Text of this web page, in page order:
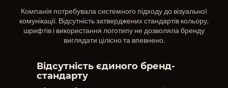
Компанія потребувала системного підходу до візуальної
комунікації. Відсутність затверджених стандартів кольору,
шрифтів і використання логотипу не дозволяла бренду
виглядати цілісно та впевнено.
Відсутність єдиного бренд-
стандарту